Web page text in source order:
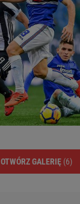
OTWÓRZ GALERIĘ (6)